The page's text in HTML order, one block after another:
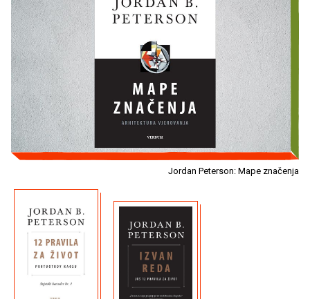
Jordan Peterson: Mape značenja